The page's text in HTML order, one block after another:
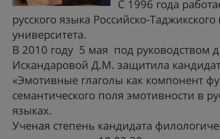
С 1996 года
русского языка Российско-
университета.
В 2010 году 5 мая под руководством
Искандаровой Д.М. защитила
«Эмотивные глаголы как компонент
семантического поля эмотивности в
языках.
Ученая степень кандидата